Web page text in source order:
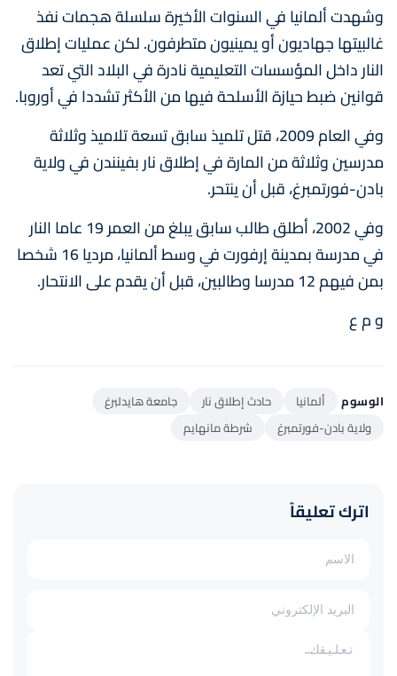
وشهدت ألمانيا في السنوات الأخيرة سلسلة هجمات نفذ
غالبيتها جهاديون أو يمينيون متطرفون. لكن عمليات إطلاق
النار داخل المؤسسات التعليمية نادرة في البلاد التي تعد
قوانين ضبط حيازة الأسلحة فيها من الأكثر تشددا في أوروبا.
وفي العام 2009، قتل تلميذ سابق تسعة تلاميذ وثلاثة
مدرسين وثلاثة من المارة في إطلاق نار بفينندن في ولاية
بادن-فورتمبرغ، قبل أن ينتحر.
وفي 2002، أطلق طالب سابق يبلغ من العمر 19 عاما النار
في مدرسة بمدينة إرفورت في وسط ألمانيا، مرديا 16 شخصا
بمن فيهم 12 مدرسا وطالبين، قبل أن يقدم على الانتحار.
و م ع
الوسوم ألمانيا حادث إطلاق نار
جامعة هايدلبرغ
ولاية بادن-فورتمبرغ
شرطة مانهايم
اترك تعليقاً